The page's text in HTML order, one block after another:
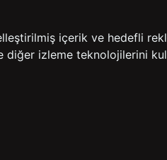
içerik ve hedefli
izleme teknolojilerini